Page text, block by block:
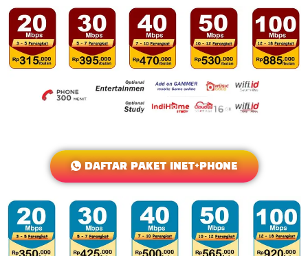
DAFTAR PAKET INET+PHONE